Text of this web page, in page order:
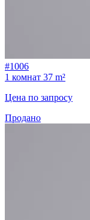
#1006
1 комнат 37 m²
Цена по запросу
Продано